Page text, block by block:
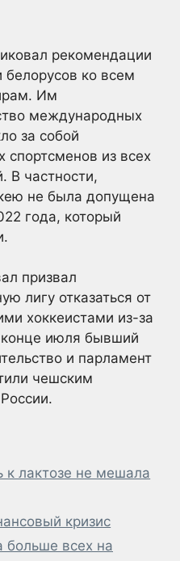
рекомендации
белорусов ко всем
Им
международных
за собой
спортсменов из всех
В частности,
не была допущена
года, который
призвал
лигу отказаться от
хоккеистами из-за
июля бывший
и парламент
чешским
к лактозе не мешала
кризис
больше всех на